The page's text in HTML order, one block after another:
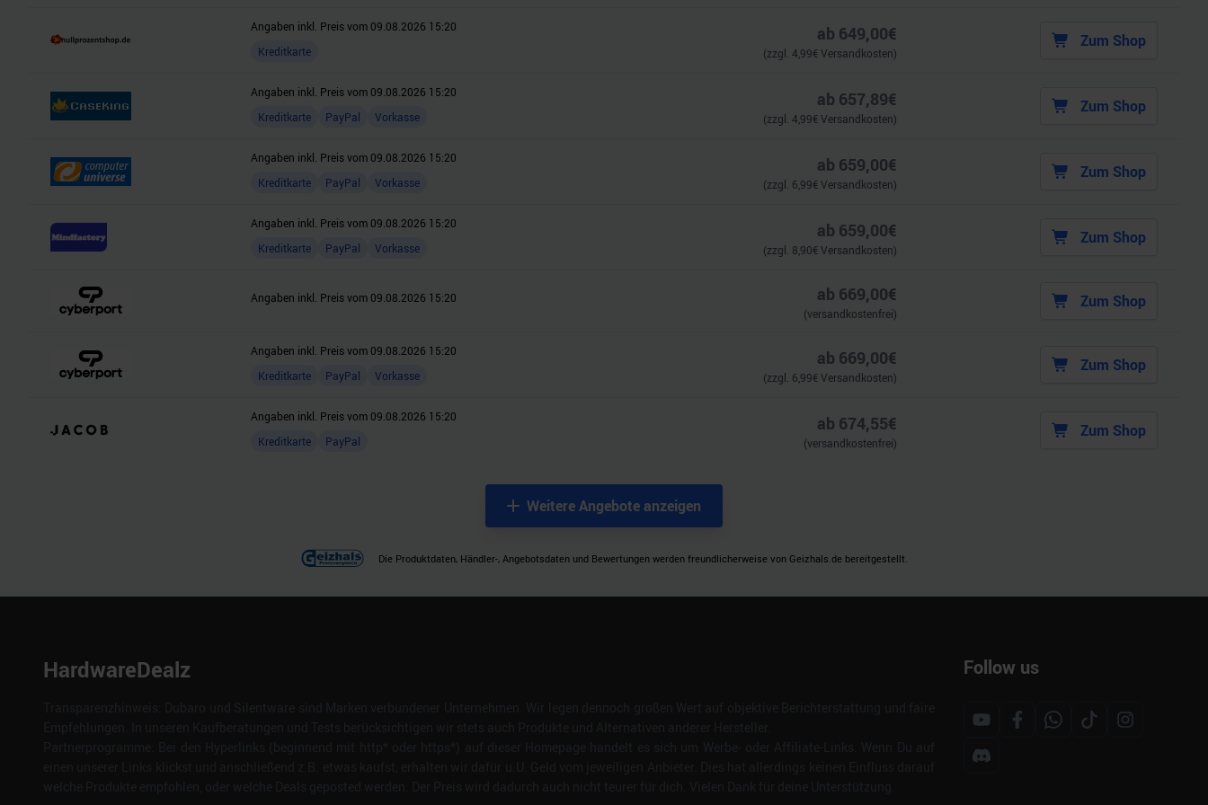
Angaben inkl. Preis vom 09.08.2026 15:20
Kreditkarte
ab 649,00€
(zzgl. 4,99€ Versandkosten)
Zum Shop
Angaben inkl. Preis vom 09.08.2026 15:20
Kreditkarte
PayPal Vorkasse
ab 657,89€
(zzgl. 4,99€ Versandkosten)
Zum Shop
Angaben inkl. Preis vom 09.08.2026 15:20
Kreditkarte
PayPal Vorkasse
ab 659,00€
(zzgl. 6,99€ Versandkosten)
Zum Shop
Angaben inkl. Preis vom 09.08.2026 15:20
Kreditkarte
PayPal Vorkasse
ab 659,00€
(zzgl. 8,90€ Versandkosten)
Zum Shop
Angaben inkl. Preis vom 09.08.2026 15:20 ab 669,00€
(versandkostenfrei)
Zum Shop
Angaben inkl. Preis vom 09.08.2026 15:20
Kreditkarte
PayPal Vorkasse
ab 669,00€
(zzgl. 6,99€ Versandkosten)
Zum Shop
Angaben inkl. Preis vom 09.08.2026 15:20
Kreditkarte
PayPal
ab 674,55€
(versandkostenfrei)
Zum Shop
Weitere Angebote anzeigen
Die Produktdaten, Händler-, Angebotsdaten und Bewertungen werden freundlicherweise von Geizhals.de bereitgestellt.
HardwareDealz Follow us